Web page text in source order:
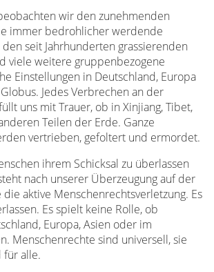
wir den zunehmenden
immer bedrohlicher werdende
seit Jahrhunderten grassierenden
viele weitere gruppenbezogene
Einstellungen in Deutschland, Europa
Jedes Verbrechen an der
uns mit Trauer, ob in Xinjiang, Tibet,
Teilen der Erde. Ganze
vertrieben, gefoltert und ermordet.
ihrem Schicksal zu überlassen
nach unserer Überzeugung auf der
aktive Menschenrechtsverletzung. Es
Es spielt keine Rolle, ob
Europa, Asien oder im
Menschenrechte sind universell, sie
für alle.